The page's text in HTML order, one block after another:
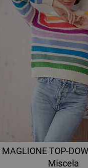
MAGLIONE TOP-
Miscela